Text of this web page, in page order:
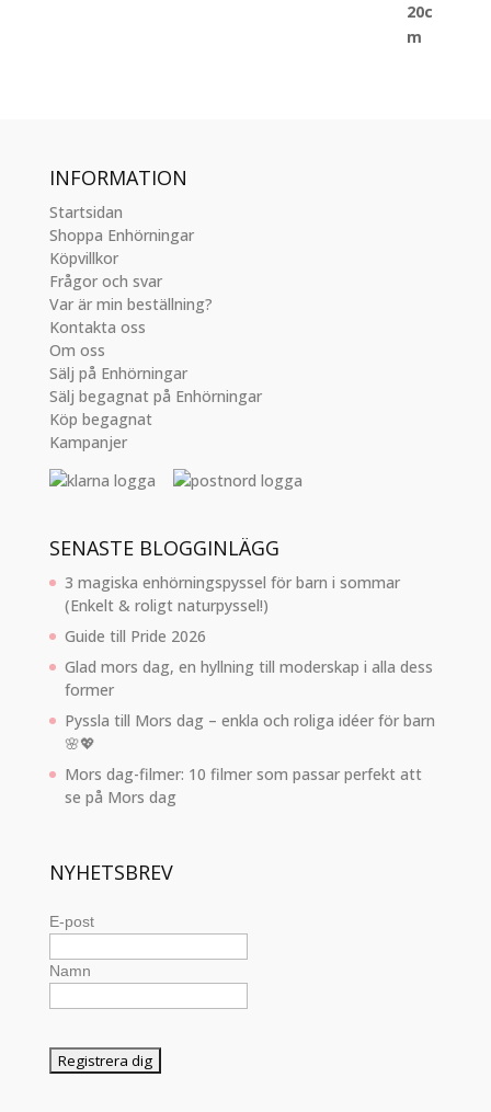
INFORMATION
Startsidan
Shoppa Enhörningar
Köpvillkor
Frågor och svar
Var är min beställning?
Kontakta oss
Om oss
Sälj på Enhörningar
Sälj begagnat på Enhörningar
Köp begagnat
Kampanjer
SENASTE BLOGGINLÄGG
3 magiska enhörningspyssel för barn i sommar
(Enkelt & roligt naturpyssel!)
Guide till Pride 2026
Glad mors dag, en hyllning till moderskap i alla dess
former
Pyssla till Mors dag – enkla och roliga idéer för barn
🌸💖
Mors dag-filmer: 10 filmer som passar perfekt att
se på Mors dag
NYHETSBREV
E-post
Namn